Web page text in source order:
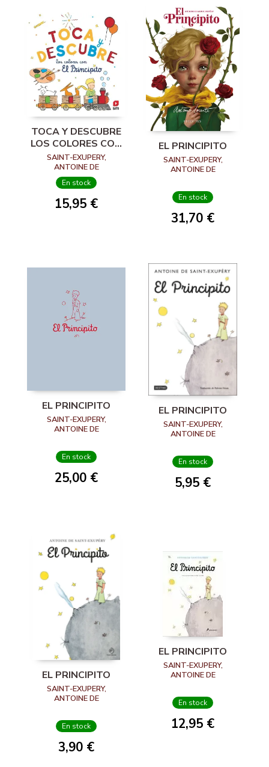
TOCA Y DESCUBRE
LOS COLORES CON
EL PRINCIPITO
SAINT-EXUPERY,
ANTOINE DE
En stock
15,95 €
EL PRINCIPITO
SAINT-EXUPERY,
ANTOINE DE
En stock
31,70 €
EL PRINCIPITO
SAINT-EXUPERY,
ANTOINE DE
En stock
25,00 €
EL PRINCIPITO
SAINT-EXUPERY,
ANTOINE DE
En stock
5,95 €
EL PRINCIPITO
SAINT-EXUPERY,
ANTOINE DE
En stock
3,90 €
EL PRINCIPITO
SAINT-EXUPERY,
ANTOINE DE
En stock
12,95 €